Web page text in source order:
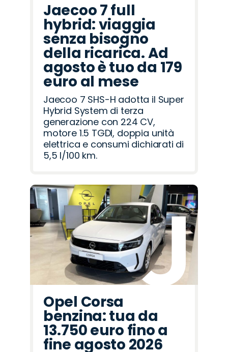
Jaecoo 7 full
hybrid: viaggia
senza bisogno
della ricarica. Ad
agosto è tuo da 179
euro al mese
Jaecoo 7 SHS-H adotta il Super
Hybrid System di terza
generazione con 224 CV,
motore 1.5 TGDI, doppia unità
elettrica e consumi dichiarati di
5,5 l/100 km.
Opel Corsa
benzina: tua da
13.750 euro fino a
fine agosto 2026